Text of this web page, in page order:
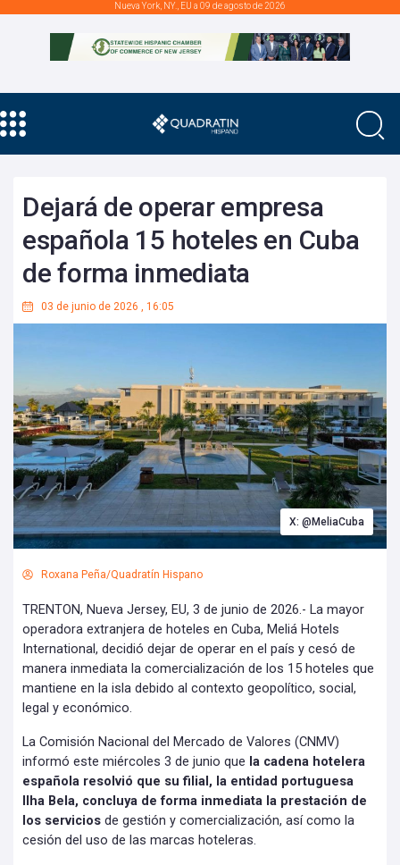
Nueva York, NY., EU a 09 de agosto de 2026
Dejará de operar empresa
española 15 hoteles en Cuba
de forma inmediata
03 de junio de 2026 , 16:05
X: @MeliaCuba
Roxana Peña/Quadratín Hispano
TRENTON, Nueva Jersey, EU, 3 de junio de 2026.- La mayor
operadora extranjera de hoteles en Cuba, Meliá Hotels
International, decidió dejar de operar en el país y cesó de
manera inmediata la comercialización de los 15 hoteles que
mantiene en la isla debido al contexto geopolítico, social,
legal y económico.
La Comisión Nacional del Mercado de Valores (CNMV)
informó este miércoles 3 de junio que la cadena hotelera
española resolvió que su filial, la entidad portuguesa
Ilha Bela, concluya de forma inmediata la prestación de
los servicios de gestión y comercialización, así como la
cesión del uso de las marcas hoteleras.